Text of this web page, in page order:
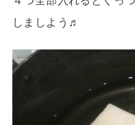
しましよう♬